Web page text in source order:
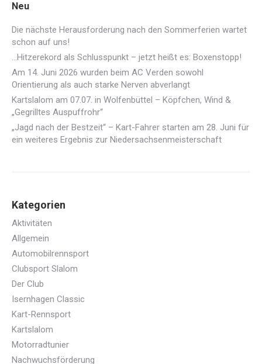
Neu
Die nächste Herausforderung nach den Sommerferien wartet
schon auf uns!
…Hitzerekord als Schlusspunkt – jetzt heißt es: Boxenstopp!
Am 14. Juni 2026 wurden beim AC Verden sowohl
Orientierung als auch starke Nerven abverlangt
Kartslalom am 07.07. in Wolfenbüttel – Köpfchen, Wind &
„Gegrilltes Auspuffrohr“
„Jagd nach der Bestzeit“ – Kart-Fahrer starten am 28. Juni für
ein weiteres Ergebnis zur Niedersachsenmeisterschaft
Kategorien
Aktivitäten
Allgemein
Automobilrennsport
Clubsport Slalom
Der Club
Isernhagen Classic
Kart-Rennsport
Kartslalom
Motorradtunier
Nachwuchsförderung